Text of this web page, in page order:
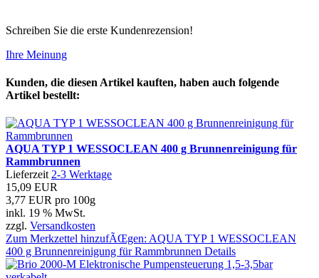
Schreiben Sie die erste Kundenrezension!
Ihre Meinung
Kunden, die diesen Artikel kauften, haben auch folgende
Artikel bestellt:
AQUA TYP 1 WESSOCLEAN 400 g Brunnenreinigung für
Rammbrunnen
Lieferzeit 2-3 Werktage
15,09 EUR
3,77 EUR pro 100g
inkl. 19 % MwSt.
zzgl. Versandkosten
Zum Merkzettel hinzufÃŒgen: AQUA TYP 1 WESSOCLEAN
400 g Brunnenreinigung für Rammbrunnen Details